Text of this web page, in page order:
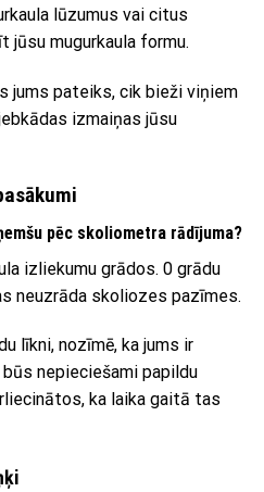
lūzumus vai citus
jūsu mugurkaula formu.
jums pateiks, cik bieži viņiem
izmaiņas jūsu
pēc skoliometra rādījuma?
izliekumu grādos. 0 grādu
neuzrāda skoliozes pazīmes.
līkni, nozīmē, ka jums ir
nepieciešami papildu
ka laika gaitā tas